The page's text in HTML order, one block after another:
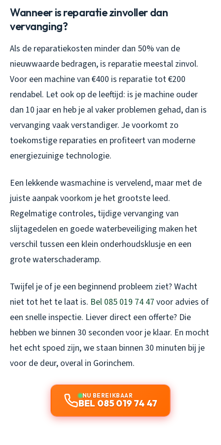
Wanneer is reparatie zinvoller dan
vervanging?
Als de reparatiekosten minder dan 50% van de
nieuwwaarde bedragen, is reparatie meestal zinvol.
Voor een machine van €400 is reparatie tot €200
rendabel. Let ook op de leeftijd: is je machine ouder
dan 10 jaar en heb je al vaker problemen gehad, dan is
vervanging vaak verstandiger. Je voorkomt zo
toekomstige reparaties en profiteert van moderne
energiezuinige technologie.
Een lekkende wasmachine is vervelend, maar met de
juiste aanpak voorkom je het grootste leed.
Regelmatige controles, tijdige vervanging van
slijtagedelen en goede waterbeveiliging maken het
verschil tussen een klein onderhoudsklusje en een
grote waterschaderamp.
Twijfel je of je een beginnend probleem ziet? Wacht
niet tot het te laat is. Bel 085 019 74 47 voor advies of
een snelle inspectie. Liever direct een offerte? Die
hebben we binnen 30 seconden voor je klaar. En mocht
het echt spoed zijn, we staan binnen 30 minuten bij je
voor de deur, overal in Gorinchem.
NU BEREIKBAAR
BEL 085 019 74 47